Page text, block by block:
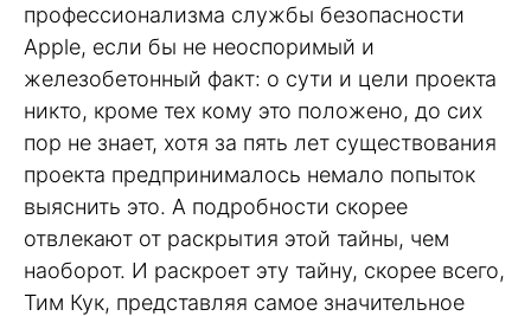
профессионализма службы безопасности
Apple, если бы не неоспоримый и
железобетонный факт: о сути и цели проекта
никто, кроме тех кому это положено, до сих
пор не знает, хотя за пять лет существования
проекта предпринималось немало попыток
выяснить это. А подробности скорее
отвлекают от раскрытия этой тайны, чем
наоборот. И раскроет эту тайну, скорее всего,
Тим Кук, представляя самое значительное